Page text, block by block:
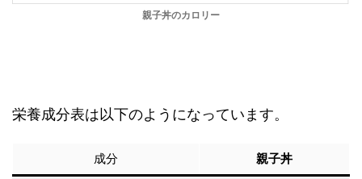
親子丼のカロリー
栄養成分表は以下のようになっています。
成分 親子丼